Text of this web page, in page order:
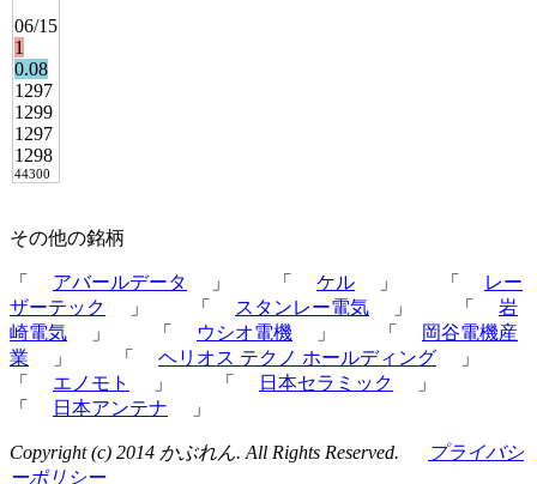
06/15
1
0.08
1297
1299
1297
1298
44300
その他の銘柄
「 アバールデータ 」 「 ケル 」 「
レー
ザーテック
」 「 スタンレー電気 」 「
岩
崎電気
」 「 ウシオ電機 」 「
岡谷電機産
業
」 「 ヘリオス テクノ ホールディング
」
「
エノモト 」 「 日本セラミック
」
「
日本アンテナ 」
Copyright (c) 2014 かぶれん. All Rights Reserved.
プライバシ
ーポリシー